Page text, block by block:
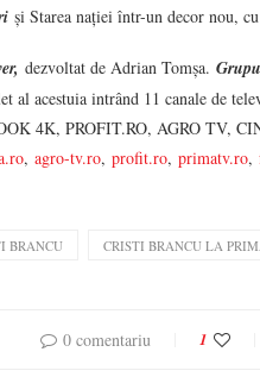
și Starea nației într-un decor nou,
dezvoltat de Adrian Tomșa.
al acestuia intrând 11 canale de
4K, PROFIT.RO, AGRO TV,
, agro-tv.ro, profit.ro, primatv.ro,
BRANCU CRISTI BRANCU LA
0 comentariu 1